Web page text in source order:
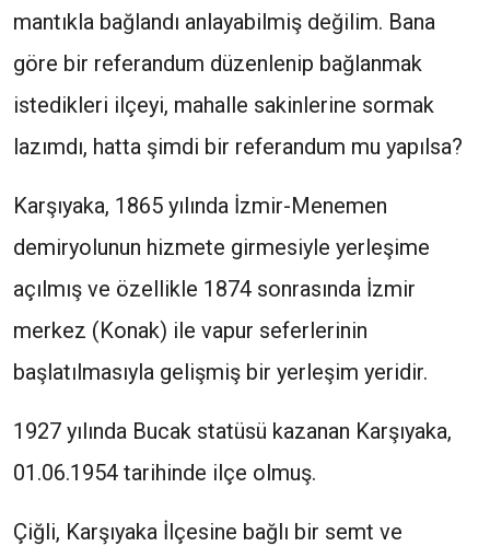
mantıkla bağlandı anlayabilmiş değilim. Bana
göre bir referandum düzenlenip bağlanmak
istedikleri ilçeyi, mahalle sakinlerine sormak
lazımdı, hatta şimdi bir referandum mu yapılsa?
Karşıyaka, 1865 yılında İzmir-Menemen
demiryolunun hizmete girmesiyle yerleşime
açılmış ve özellikle 1874 sonrasında İzmir
merkez (Konak) ile vapur seferlerinin
başlatılmasıyla gelişmiş bir yerleşim yeridir.
1927 yılında Bucak statüsü kazanan Karşıyaka,
01.06.1954 tarihinde ilçe olmuş.
Çiğli, Karşıyaka İlçesine bağlı bir semt ve